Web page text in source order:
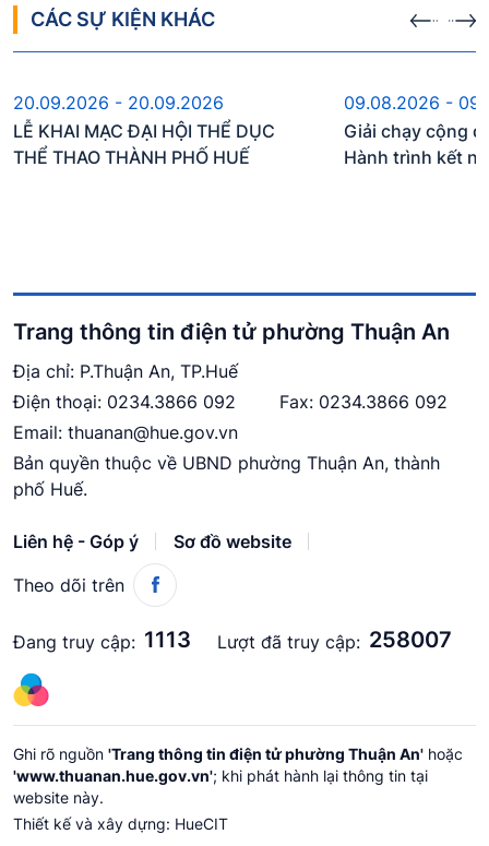
CÁC SỰ KIỆN KHÁC
Sự kiện sắp diễn ra
20.09.2026 - 20.09.2026
LỄ KHAI MẠC ĐẠI HỘI THỂ DỤC
THỂ THAO THÀNH PHỐ HUẾ
Sự kiện
09.08.2026 -
Giải chạy cộng
Hành trình kết
Trang thông tin điện tử phường Thuận An
Địa chỉ: P.Thuận An, TP.Huế
Điện thoại: 0234.3866 092
Fax: 0234.3866 092
Email: thuanan@hue.gov.vn
Bản quyền thuộc về UBND phường Thuận An, thành
phố Huế.
Liên hệ - Góp ý
Sơ đồ website
Theo dõi trên
Đang truy cập: 1113 Lượt đã truy cập: 258007
Ghi rõ nguồn 'Trang thông tin điện tử phường Thuận An' hoặc
'www.thuanan.hue.gov.vn'; khi phát hành lại thông tin tại
website này.
Thiết kế và xây dựng: HueCIT